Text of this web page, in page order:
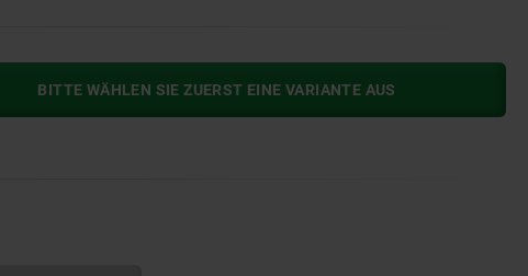
BITTE WÄHLEN SIE ZUERST EINE VARIANTE AUS